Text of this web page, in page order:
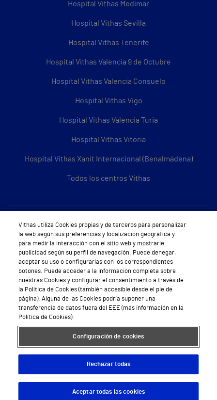
Hospital Vithas Medimar
Hospital Vithas Sevilla
Hospital Vithas Tenerife
Hospital Vithas Valencia 9 de Octubre
Hospital Vithas Valencia Consuelo
Hospital Vithas Vigo
Hospital Vithas Valencia Turia
Hospital Vithas Vitoria
Hospital Vithas Xanit Internacional (Benalmádena)
Todos los centros Vithas
Sobre Vithas
Quiénes somos
Trabajar en Vithas
Teléfono Cita Médica
Teléfono Atención al Cliente
Política de seguridad y salud en el trabajo
Conoce a Supervita
Aviso Legal Política de cookies Política de privacidad Mapa web Protección de datos
Descargar App
Vithas utiliza Cookies propias y de terceros para personalizar
la web según sus preferencias y localización geográfica y
para medir la interacción con el sitio web y mostrarle
publicidad según su perfil de navegación. Puede denegar,
aceptar su uso o configurarlas con los correspondientes
botones. Puede acceder a la información completa sobre
nuestras Cookies y configurar el consentimiento a través de
la Política de Cookies (también accesible desde el pie de
página). Alguna de las Cookies podría suponer una
transferencia de datos fuera del EEE (más información en la
Política de Cookies).
Configuración de cookies
Rechazar todas
Aceptar todas las cookies